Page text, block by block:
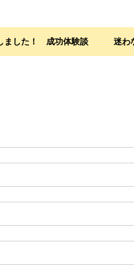
ました！ 成功体験談 迷わ